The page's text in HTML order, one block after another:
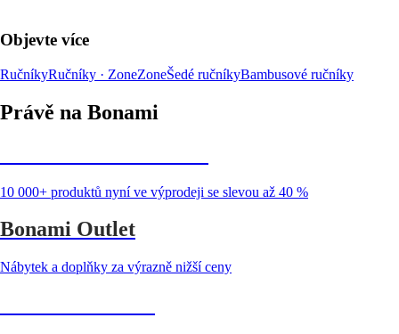
Objevte více
RučníkyRučníky · ZoneZoneŠedé ručníkyBambusové ručníky
Právě na Bonami
10 000+ produktů nyní ve výprodeji se slevou až 40 %
Bonami Outlet
Nábytek a doplňky za výrazně nižší ceny